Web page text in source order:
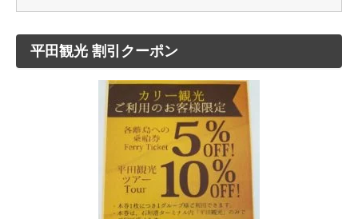
平田観光 割引クーポン